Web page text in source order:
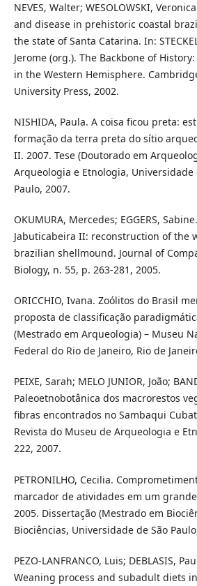
NEVES, Walter; WESOLOWSKI,
and disease in prehistoric coastal
the state of Santa Catarina. In:
Jerome (org.). The Backbone of
in the Western Hemisphere.
University Press, 2002.
NISHIDA, Paula. A coisa ficou preta:
formação da terra preta do sítio
II. 2007. Tese (Doutorado em
Arqueologia e Etnologia, Universidade
Paulo, 2007.
OKUMURA, Mercedes; EGGERS,
Jabuticabeira II: reconstruction of the
brazilian shellmound. Journal of
Biology, n. 55, p. 263-281, 2005.
ORICCHIO, Ivana. Zoólitos do Brasil
proposta de classificação
(Mestrado em Arqueologia) – Museu
Federal do Rio de Janeiro, Rio de
PEIXE, Sarah; MELO JUNIOR, João;
Paleoetnobotânica dos macrorestos
fibras encontrados no Sambaqui
Revista do Museu de Arqueologia e
222, 2007.
PETRONILHO, Cecilia.
marcador de atividades em um
2005. Dissertação (Mestrado em
Biociências, Universidade de São
PEZO-LANFRANCO, Luis; DEBLASIS,
Weaning process and subadult diets